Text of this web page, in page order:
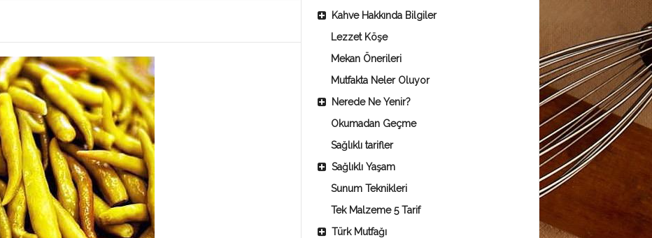
Kahve Hakkında Bilgiler
Lezzet Köşe
Mekan Önerileri
Mutfakta Neler Oluyor
Nerede Ne Yenir?
Okumadan Geçme
Sağlıklı tarifler
Sağlıklı Yaşam
Sunum Teknikleri
Tek Malzeme 5 Tarif
Türk Mutfağı